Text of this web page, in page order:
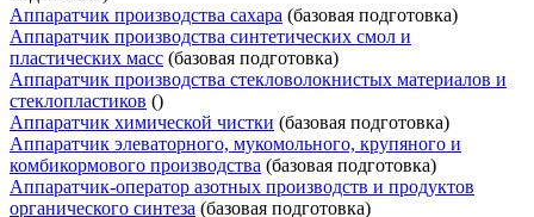
Аппаратчик производства сахара (базовая подготовка)
Аппаратчик производства синтетических смол и
пластических масс (базовая подготовка)
Аппаратчик производства стекловолокнистых материалов и
стеклопластиков ()
Аппаратчик химической чистки (базовая подготовка)
Аппаратчик элеваторного, мукомольного, крупяного и
комбикормового производства (базовая подготовка)
Аппаратчик-оператор азотных производств и продуктов
органического синтеза (базовая подготовка)